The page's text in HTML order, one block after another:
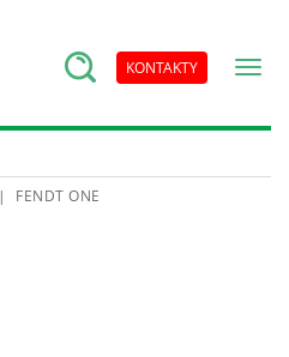
KONTAKTY
FENDT ONE